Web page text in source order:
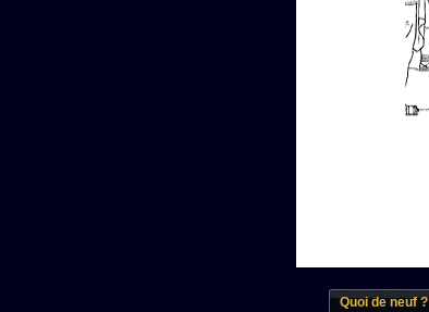
Quoi de neuf ?